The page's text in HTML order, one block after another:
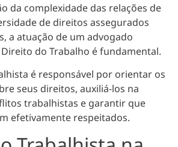
da complexidade das relações de
de direitos assegurados
a atuação de um advogado
do Trabalho é fundamental.
é responsável por orientar os
seus direitos, auxiliá-los na
trabalhistas e garantir que
efetivamente respeitados.